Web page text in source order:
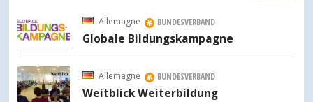
Allemagne BUNDESVERBAND
Globale Bildungskampagne
Allemagne BUNDESVERBAND
Weitblick Weiterbildung